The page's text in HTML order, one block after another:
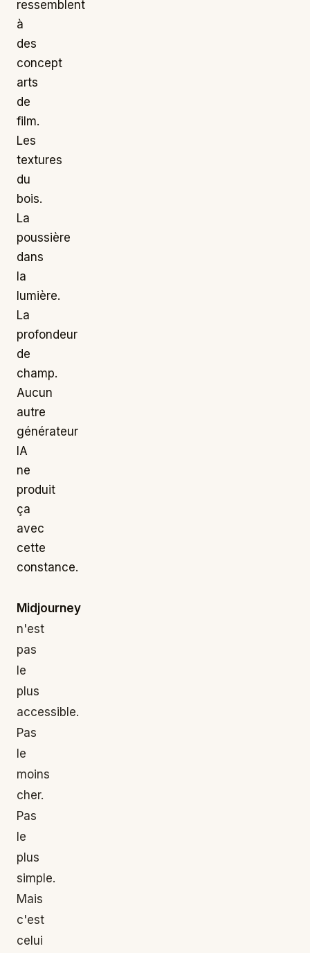
ressemblent
à
des
concept
arts
de
film.
Les
textures
du
bois.
La
poussière
dans
la
lumière.
La
profondeur
de
champ.
Aucun
autre
générateur
IA
ne
produit
ça
avec
cette
constance.
Midjourney
n'est
pas
le
plus
accessible.
Pas
le
moins
cher.
Pas
le
plus
simple.
Mais
c'est
celui